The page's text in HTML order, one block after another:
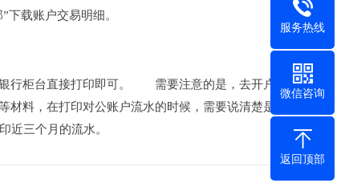
”下载账户交易明细。
行柜台直接打印即可。 需要注意的是，去开户营
料，在打印对公账户流水的时候，需要说清楚是要
近三个月的流水。
服务热线
微信咨询
返回顶部